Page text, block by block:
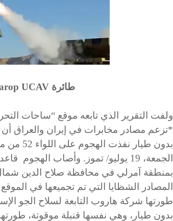
طائرة Harop UCAV
ولفت التقرير الذي تابعه موقع “ساحات
*تزعم مصادر مخابرات في إيران ​​والعراق أن
بدون
الجمعة، 19 يوليو/ تموز. وأصاب
بمنطقة آمرلي في محافظة صلاح الدين
المصادر الشظايا التي تم تجميعها في
طورتها شركة هاروب التابعة لسلاح الجو
بدون طيار، وهي نفسها قنبلة موقوتة،